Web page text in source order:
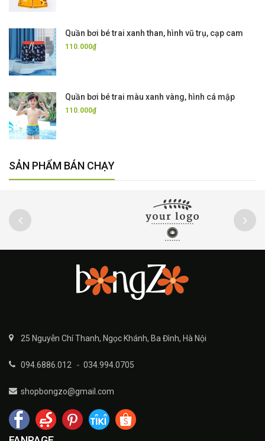
Quần bơi bé trai xanh than, hình vũ trụ, cạp cam
110.000₫
Quần bơi bé trai màu xanh vàng, hình cá mập
110.000₫
SẢN PHẨM BÁN CHẠY
25 Nguyễn Chí Thanh, Ngọc Khánh, Ba Đình, Hà Nội
094.6886.012 - 034.994.0705
shopbongzo@gmail.com